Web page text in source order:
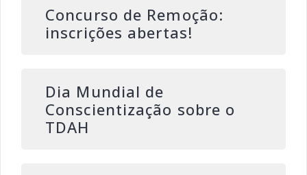
Concurso de Remoção:
inscrições abertas!
Dia Mundial de
Conscientização sobre o
TDAH